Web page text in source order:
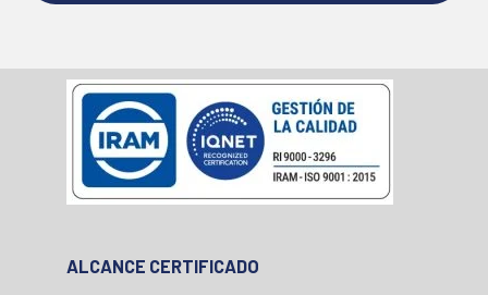
ALCANCE CERTIFICADO